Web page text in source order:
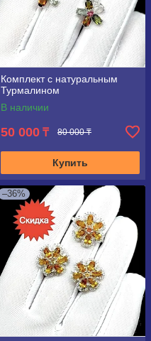
Комплект с натуральным
Турмалином
В наличии
50 000 ₸ 80 000 ₸
Купить
–36%